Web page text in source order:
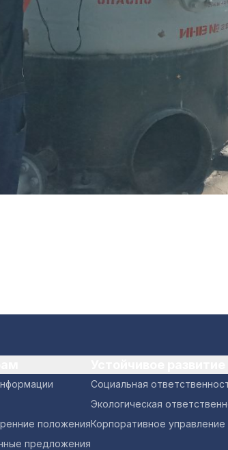
положения
предложения
Социальная
Экологическая
Корпоративное управление